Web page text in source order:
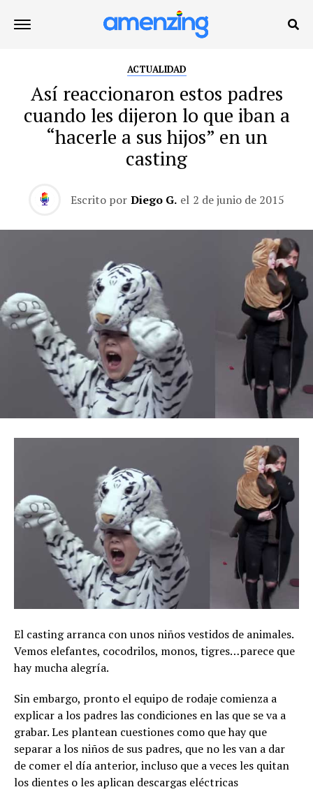
ACTUALIDAD
Así reaccionaron estos padres
cuando les dijeron lo que iban a
“hacerle a sus hijos” en un
casting
Escrito por Diego G. el 2 de junio de 2015
El casting arranca con unos niños vestidos de animales.
Vemos elefantes, cocodrilos, monos, tigres…parece que
hay mucha alegría.
Sin embargo, pronto el equipo de rodaje comienza a
explicar a los padres las condiciones en las que se va a
grabar. Les plantean cuestiones como que hay que
separar a los niños de sus padres, que no les van a dar
de comer el día anterior, incluso que a veces les quitan
los dientes o les aplican descargas eléctricas